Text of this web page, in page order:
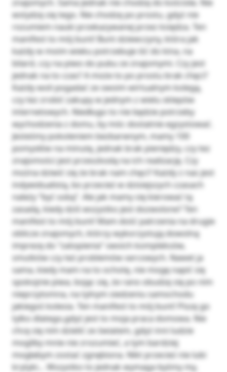
znajomych. Sama jednak nie chodzę do kościoła. Nie
wstydzę się tego. Nie chodzę po prostu, gdyż nie
rozumiem nauki przekazywanej przez księdza. Ten
manifest to mój bunt! Bunt dziewczyny, która jak
każdy w moim wieku potrzebuje iść do kina, na
bilard, czy na piwo do pubu ze znajomymi. Czy jest
jednak na to czas? A może to po prostu brak chęci?
Każdy woli pogadać ze swoim wirtualnym kolegą,
czy tez zrobić zakupy w jednym z wielu sklepów
internetowych. Niedługo to nie będzie potrzeby
wychodzenia z domu, by móc dostatnie egzystować.
Jesteśmy pokoleniem bezbarwnym, mamy 100
pomysłów na minutę, jednak brak pieniędzy, czy tez
znajomości jest przeszkodą na ich realizację. Czy
można dziwić się że brak nam chęci? Każdy z nas jest
indywidualistą, bo przecież w dzisiejszych czasach
należy “być sobą”. Ale jak mamy się kierować tą
zasadą, kiedy dziś wszystko jest dozwolone? Ten
manifest to mój bunt! Mam dość patrzenia na drugie
oblicze znajomych, którzy wykorzystują dowolną
imprezę do “zatopienia” swoich kompleksów,
smutków czy też problemów sercowych. Nawet ja
sama, kiedy mam na to ochotę, nie mogę napić się
spokojnie piwa, bojąc się, że rano obudzę się po nim
nieprzytomna, na tylnym siedzeniu samochodu
jakiegoś kolesia. Ten manifest to mój bunt! Piszę go
tylko dlatego,gdyż jest to moja praca domowa. Nie
chcę się nim dzielić ze światem, gdyż inni ludzie
mogliby mnie nie zrozumieć, a tym bardziej
mogłabym zostać zgnębiona. Nikt przecież nie lubi
krytyki… Wszystko to jednak wymaga byśmy my,